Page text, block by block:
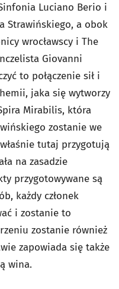
Luciano Berio i
Strawińskiego, a obok
wrocławscy i The
Giovanni
to połączenie sił i
jaka się wytworzy
Mirabilis, która
zostanie we
tutaj przygotują
na zasadzie
przygotowywane są
każdy członek
i zostanie to
zostanie również
zapowiada się także
wina.